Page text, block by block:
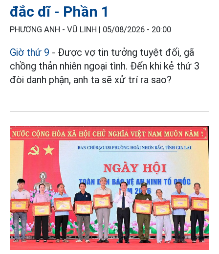
đắc dĩ - Phần 1
PHƯƠNG ANH - VŨ LINH | 05/08/2026 - 20:00
Giờ thứ 9 - Được vợ tin tưởng tuyệt đối, gã
chồng thản nhiên ngoại tình. Đến khi kẻ thứ 3
đòi danh phận, anh ta sẽ xử trí ra sao?